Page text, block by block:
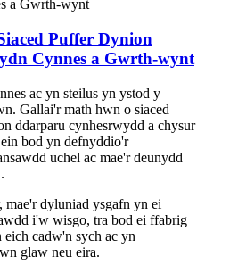
Puffer Dynion
Cynnes a Gwrth-wynt
ac yn steilus yn ystod y
Gallai'r math hwn o siaced
ddarparu cynhesrwydd a chysur
bod yn defnyddio'r
uchel ac mae'r deunydd
mae'r dyluniad ysgafn yn ei
i'w wisgo, tra bod ei ffabrig
cadw'n sych ac yn
glaw neu eira.